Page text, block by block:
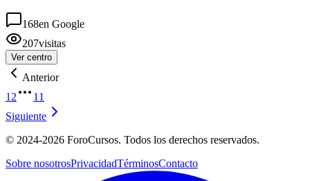
168en Google
207visitas
Ver centro
Anterior
1 2
11
Siguiente
© 2024-2026 ForoCursos. Todos los derechos reservados.
Sobre nosotrosPrivacidadTérminosContacto